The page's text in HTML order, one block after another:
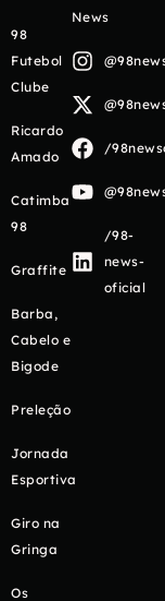
98
Futebol
Clube
Ricardo
Amado
Catimba
98
Graffite
Barba,
Cabelo e
Bigode
Preleção
Jornada
Esportiva
Giro na
Gringa
Os
News
/
/98-
news-
oficial